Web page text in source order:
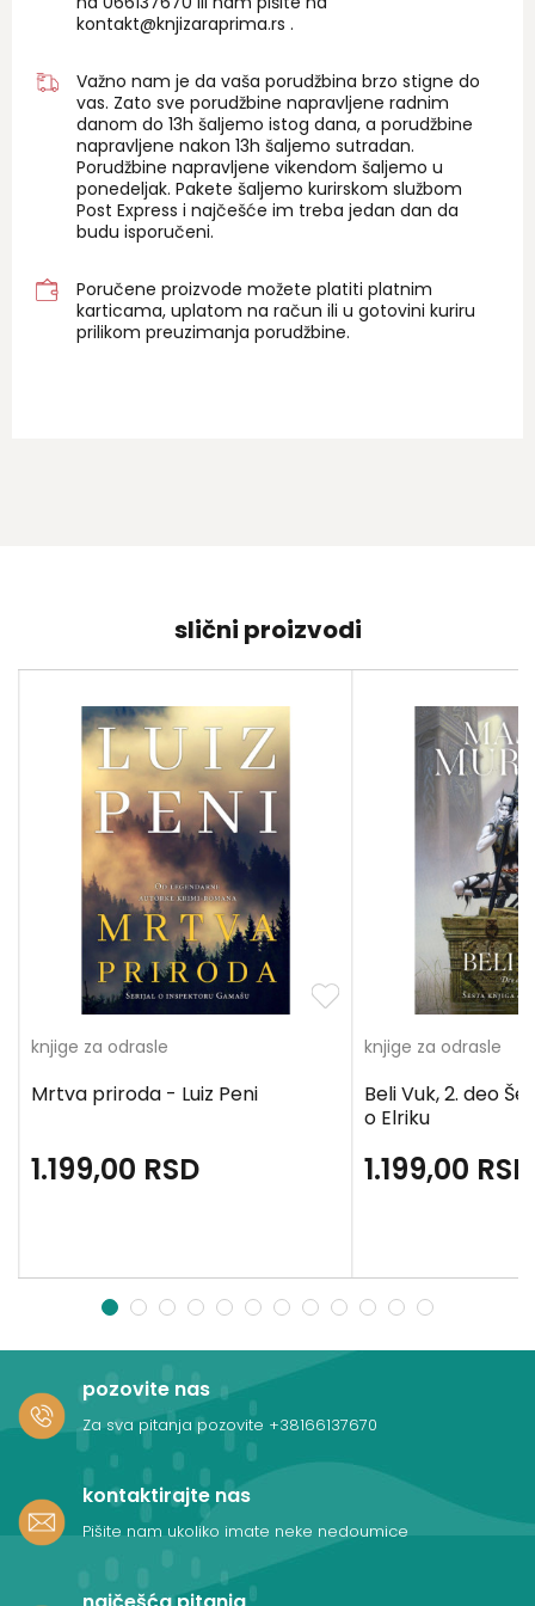
kontakt@knjizaraprima.rs .
Važno nam je da vaša porudžbina brzo stigne do
vas. Zato sve porudžbine napravljene radnim
danom do 13h šaljemo istog dana, a porudžbine
napravljene nakon 13h šaljemo sutradan.
Porudžbine napravljene vikendom šaljemo u
ponedeljak. Pakete šaljemo kurirskom službom
Post Express i najčešće im treba jedan dan da
budu isporučeni.
Poručene proizvode možete platiti platnim
karticama, uplatom na račun ili u gotovini kuriru
prilikom preuzimanja porudžbine.
slični proizvodi
knjige za odrasle
Mrtva priroda - Luiz Peni
1.199,00 RSD
knjige za odrasle
Beli Vuk, 2. deo
o Elriku
1.199,00 RSD
1 2 3 4 5 6 7 8 9 10 11 12
pozovite nas
Za sva pitanja pozovite +38166137670
kontaktirajte nas
Pišite nam ukoliko imate neke nedoumice